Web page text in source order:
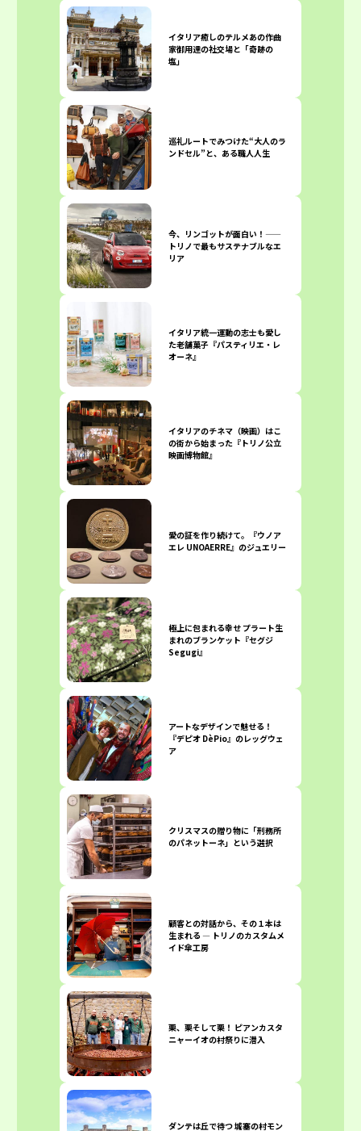
イタリア癒しのテルメ―――あの作曲
家御用達の社交場と「奇跡の
塩」
巡礼ルートでみつけた“大人のラ
ンドセル”と、ある職人人生
今、リンゴットが面白い！――
トリノで最もサステナブルなエ
リア
イタリア統一運動の志士も愛し
た老舗菓子『パスティリエ・レ
オーネ』
イタリアのチネマ（映画）はこ
の街から始まった『トリノ公立
映画博物館』
愛の証を作り続けて。『ウノア
エレ UNOAERRE』のジュエリー
極上に包まれる幸せ プラート生
まれのブランケット『セグジ
Segugi』
アートなデザインで魅せる！
『デピオ DèPio』のレッグウェ
ア
クリスマスの贈り物に「刑務所
のパネットーネ」という選択
顧客との対話から、その１本は
生まれる ― トリノのカスタムメ
イド傘工房
栗、栗そして栗！ ピアンカスタ
ニャーイオの村祭りに潜入
ダンテは丘で待つ 城塞の村モン